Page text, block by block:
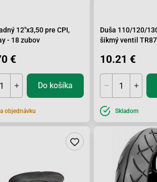
12"x3,50 pre CPI,
- 18 zubov
€
Do košíka
objednávku
Duša 110/120/
šikmý ventil TR87
10.21 €
Skladom